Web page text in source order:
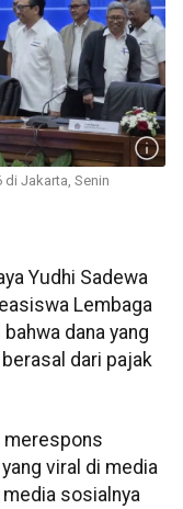
di Jakarta, Senin
Yudhi Sadewa
Lembaga
dana yang
dari pajak
merespons
viral di media
sosialnya